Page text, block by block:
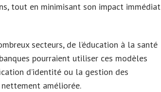
tout en minimisant son impact immédiat
secteurs, de l’éducation à la santé
pourraient utiliser ces modèles
d’identité ou la gestion des
améliorée.